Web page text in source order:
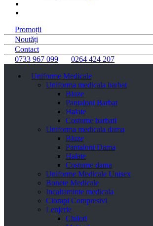
Promoții
Noutăți
Contact
0733 967 099
0264 424 207
Uniforme Medicale
Uniforma medicala barbat
Bluze
Pantaloni Barbat
Halate
Costume barbati
Uniforma medicala dama
Bluze
Pantaloni Dama
Halate
Costume dama
Uniforme Medicale Unisex
Bonete Medicale
Incaltaminte medicala
Ciorapi Compresivi
Lenjerie
Chiloti